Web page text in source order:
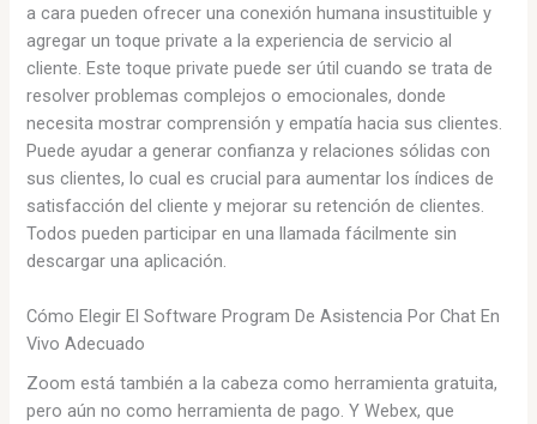
a cara pueden ofrecer una conexión humana insustituible y
agregar un toque private a la experiencia de servicio al
cliente. Este toque private puede ser útil cuando se trata de
resolver problemas complejos o emocionales, donde
necesita mostrar comprensión y empatía hacia sus clientes.
Puede ayudar a generar confianza y relaciones sólidas con
sus clientes, lo cual es crucial para aumentar los índices de
satisfacción del cliente y mejorar su retención de clientes.
Todos pueden participar en una llamada fácilmente sin
descargar una aplicación.
Cómo Elegir El Software Program De Asistencia Por Chat En
Vivo Adecuado
Zoom está también a la cabeza como herramienta gratuita,
pero aún no como herramienta de pago. Y Webex, que